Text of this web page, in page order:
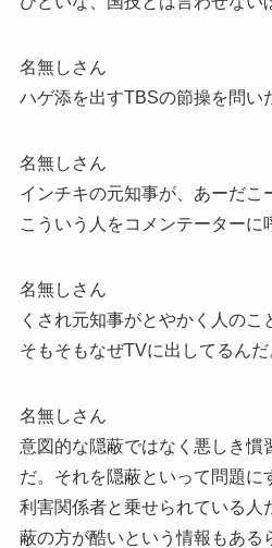
名無しさん
ハゲ添を出すTBSの節操を問い
名無しさん
インチキの元知事が、あーだこ
こういう人をコメンテーターに
名無しさん
くされ元知事がとやかく人のこ
そもそもなぜTVに出してるんだ
名無しさん
意図的な隠蔽ではなく悪しき慣
だ。それを隠蔽といって問題に
利害関係者と乗せられている人
蔽の方が酷いという情報もある